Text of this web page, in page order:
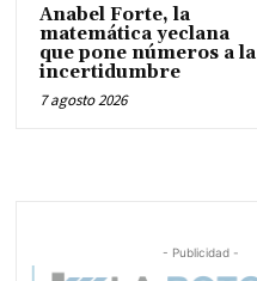
Anabel Forte, la
matemática yeclana
que pone números a la
incertidumbre
7 agosto 2026
- Publicidad -